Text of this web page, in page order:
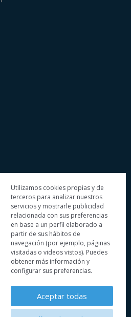
y se aplican la
de Privacidad
Utilizamos cookies propias y de
terceros para analizar nuestros
servicios y mostrarle publicidad
relacionada con sus preferencias
en base a un perfil elaborado a
partir de sus hábitos de
navegación (por ejemplo, páginas
visitadas o videos vistos). Puedes
obtener más información y
configurar sus preferencias.
Aceptar todas